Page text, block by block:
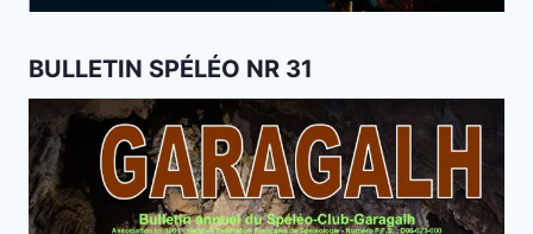
BULLETIN SPÉLÉO NR 31